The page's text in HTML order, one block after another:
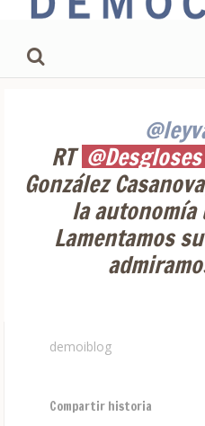
RT @Desgloses
González
la
Lamentamos
demoiblog
Compartir historia